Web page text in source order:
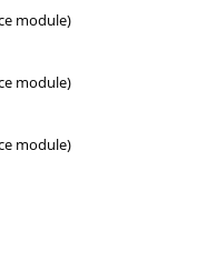
module)
module)
module)